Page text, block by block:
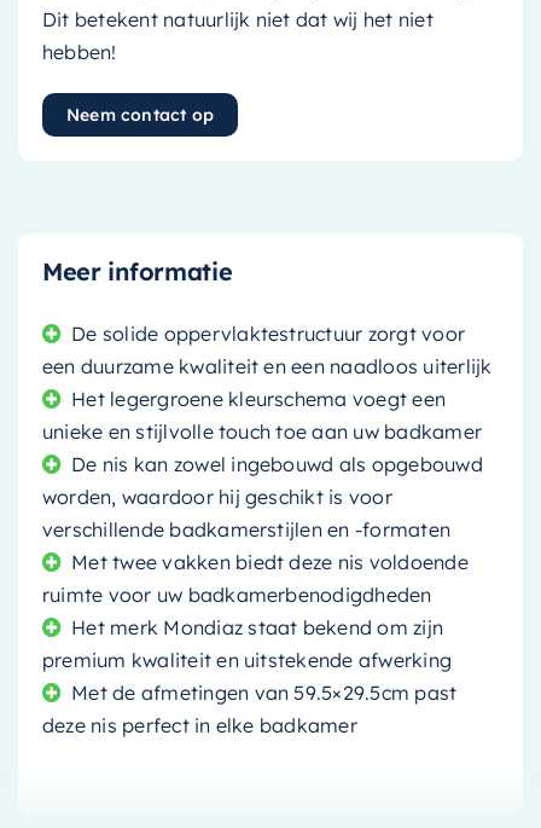
Dit betekent natuurlijk niet dat wij het niet
hebben!
Neem contact op
Meer informatie
De solide oppervlaktestructuur zorgt voor
een duurzame kwaliteit en een naadloos uiterlijk
Het legergroene kleurschema voegt een
unieke en stijlvolle touch toe aan uw badkamer
De nis kan zowel ingebouwd als opgebouwd
worden, waardoor hij geschikt is voor
verschillende badkamerstijlen en -formaten
Met twee vakken biedt deze nis voldoende
ruimte voor uw badkamerbenodigdheden
Het merk Mondiaz staat bekend om zijn
premium kwaliteit en uitstekende afwerking
Met de afmetingen van 59.5×29.5cm past
deze nis perfect in elke badkamer